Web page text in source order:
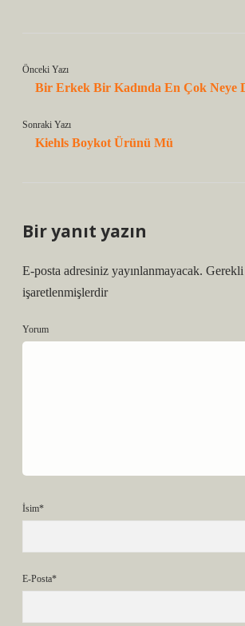
Önceki Yazı
Bir Erkek Bir Kadında En Çok Neye
Sonraki Yazı
Kiehls Boykot Ürünü Mü
Bir yanıt yazın
E-posta adresiniz yayınlanmayacak.
işaretlenmişlerdir
Yorum
İsim*
E-Posta*